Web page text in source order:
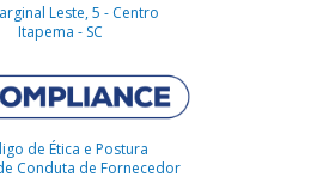
Leste, 5 - Centro
Itapema - SC
de Ética e Postura
Conduta de Fornecedor